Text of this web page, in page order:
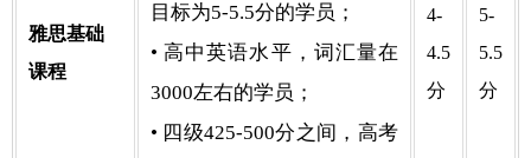
雅思基础
课程
目标为5-5.5分的学员；
• 高中英语水平，词汇量在
3000左右的学员；
• 四级425-500分之间，高考
4-
4.5
分
5-
5.5
分